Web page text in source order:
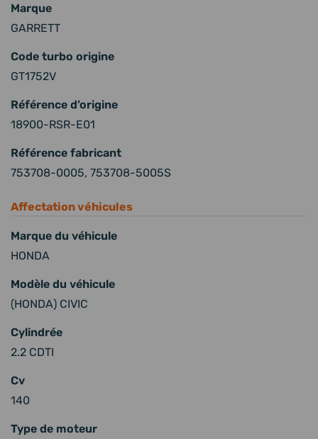
Marque
GARRETT
Code turbo origine
GT1752V
Référence d’origine
18900-RSR-E01
Référence fabricant
753708-0005, 753708-5005S
Affectation véhicules
Marque du véhicule
HONDA
Modèle du véhicule
(HONDA) CIVIC
Cylindrée
2.2 CDTI
Cv
140
Type de moteur